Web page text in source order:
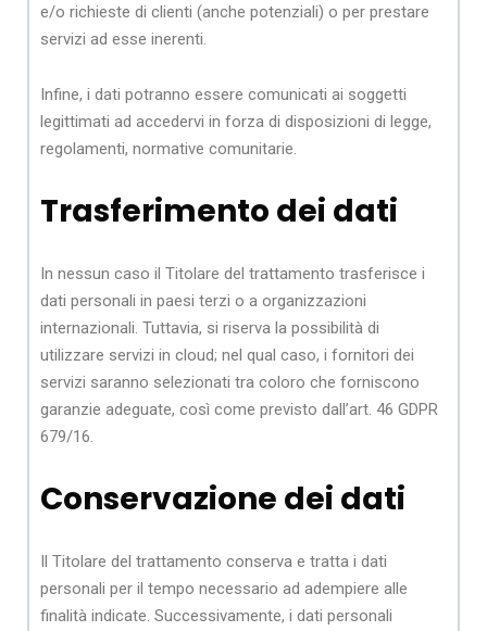
e/o richieste di clienti (anche potenziali) o per prestare
servizi ad esse inerenti.
Infine, i dati potranno essere comunicati ai soggetti
legittimati ad accedervi in forza di disposizioni di legge,
regolamenti, normative comunitarie.
Trasferimento dei dati
In nessun caso il Titolare del trattamento trasferisce i
dati personali in paesi terzi o a organizzazioni
internazionali. Tuttavia, si riserva la possibilità di
utilizzare servizi in cloud; nel qual caso, i fornitori dei
servizi saranno selezionati tra coloro che forniscono
garanzie adeguate, così come previsto dall’art. 46 GDPR
679/16.
Conservazione dei dati
Il Titolare del trattamento conserva e tratta i dati
personali per il tempo necessario ad adempiere alle
finalità indicate. Successivamente, i dati personali